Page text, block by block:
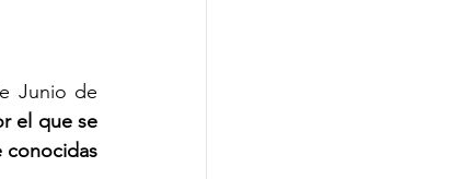
Junio de
el que se
conocidas